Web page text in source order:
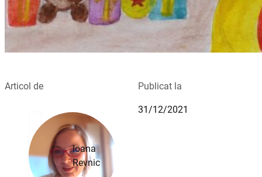
Articol de
Ioana
Revnic
Publicat la
31/12/2021